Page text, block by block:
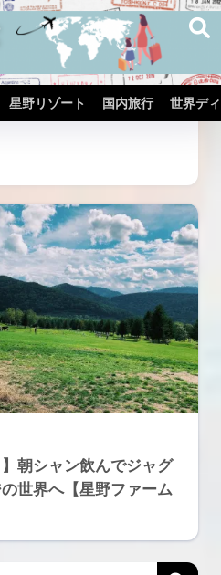
星野リゾート 国内旅行 世界デ
】朝シャン飲んでジャグ
世界へ【星野ファーム